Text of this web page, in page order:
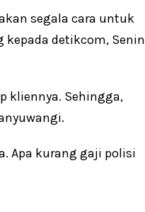
segala cara untuk
kepada detikcom, Senin
kliennya. Sehingga,
Apa kurang gaji polisi